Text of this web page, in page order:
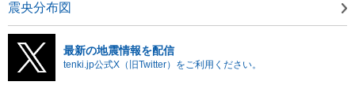
震央分布図
最新の地震情報を配信
tenki.jp公式X（旧Twitter）をご利用ください。